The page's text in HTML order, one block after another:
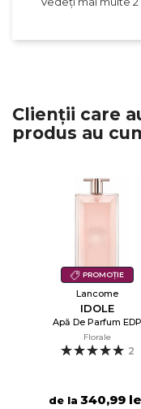
Clienții care
produs au
PROMOȚIE
Lancome
IDOLE
Apă De Parfum EDP
Florale
2
de la 340,99